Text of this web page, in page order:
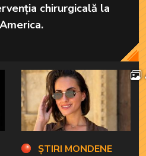
chirurgicală la
ȘTIRI MONDENE